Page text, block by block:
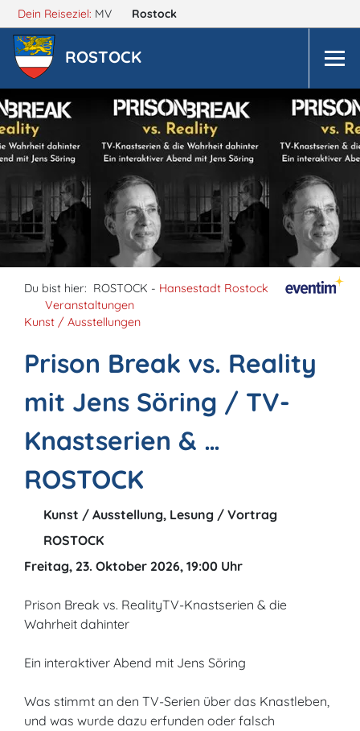
Dein Reiseziel: MV Rostock
ROSTOCK
Du bist hier: ROSTOCK - Hansestadt Rostock
Veranstaltungen
Kunst / Ausstellungen
Prison Break vs. Reality
mit Jens Söring / TV-
Knastserien & …
ROSTOCK
Kunst / Ausstellung, Lesung / Vortrag
ROSTOCK
Freitag, 23. Oktober 2026, 19:00 Uhr
Prison Break vs. RealityTV-Knastserien & die
Wahrheit dahinter
Ein interaktiver Abend mit Jens Söring
Was stimmt an den TV-Serien über das Knastleben,
und was wurde dazu erfunden oder falsch